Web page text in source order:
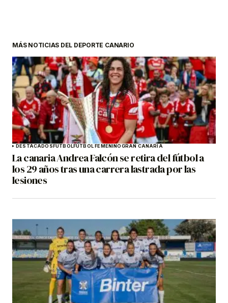
MÁS NOTICIAS DEL DEPORTE CANARIO
DESTACADOSFÚTBOLFÚTBOL FEMENINOGRAN CANARIA
La canaria Andrea Falcón se retira del fútbol a
los 29 años tras una carrera lastrada por las
lesiones